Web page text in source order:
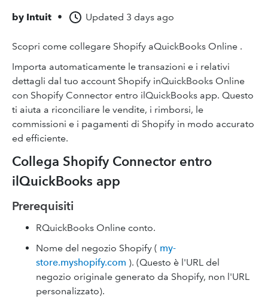
by Intuit • Updated 3 days ago
Scopri come collegare Shopify aQuickBooks Online .
Importa automaticamente le transazioni e i relativi
dettagli dal tuo account Shopify inQuickBooks Online
con Shopify Connector entro ilQuickBooks app. Questo
ti aiuta a riconciliare le vendite, i rimborsi, le
commissioni e i pagamenti di Shopify in modo accurato
ed efficiente.
Collega Shopify Connector entro
ilQuickBooks app
Prerequisiti
RQuickBooks Online conto.
Nome del negozio Shopify ( my-
store.myshopify.com ). (Questo è l'URL del
negozio originale generato da Shopify, non l'URL
personalizzato).